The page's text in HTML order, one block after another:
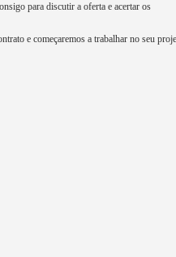
para discutir a oferta e acertar os
e começaremos a trabalhar no seu